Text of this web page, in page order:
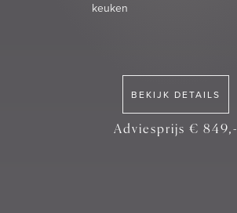
keuken
BEKIJK DETAILS
Adviesprijs € 849,-